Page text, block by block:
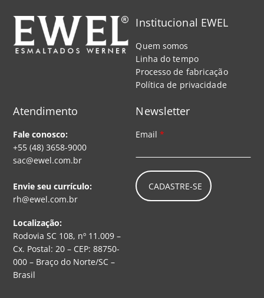
Institucional EWEL
Quem somos
Linha do tempo
Processo de fabricação
Política de privacidade
Atendimento
Fale conosco:
+55 (48) 3658-9000
sac@ewel.com.br
Envie seu currículo:
rh@ewel.com.br
Localização:
Rodovia SC 108, nº 11.009 –
Cx. Postal: 20 – CEP: 88750-
000 – Braço do Norte/SC –
Brasil
Newsletter
Email*
CADASTRE-SE